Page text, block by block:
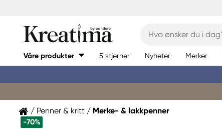
Våre produkter 5 stjerner Nyheter Merker
Penner & kritt Merke- & lakkpenner
-70%